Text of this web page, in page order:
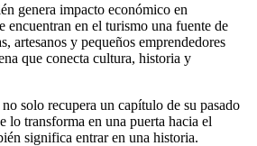
genera impacto económico en
encuentran en el turismo una fuente de
artesanos y pequeños emprendedores
que conecta cultura, historia y
no solo recupera un capítulo de su pasado
lo transforma en una puerta hacia el
significa entrar en una historia.